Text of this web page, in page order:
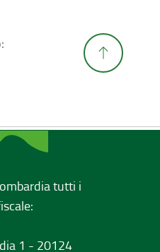
tutti i
1 - 20124